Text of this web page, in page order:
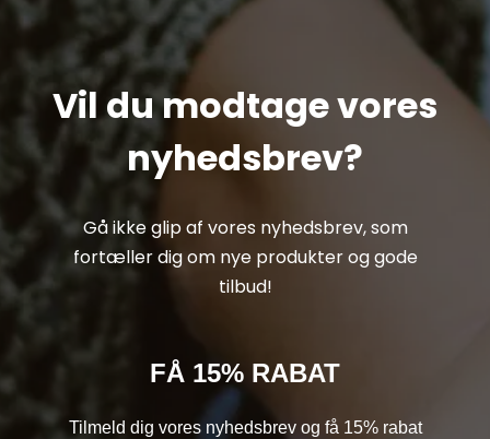
Vil du modtage vores
nyhedsbrev?
Gå ikke glip af vores nyhedsbrev, som
fortæller dig om nye produkter og gode
tilbud!
FÅ 15% RABAT
Tilmeld dig vores nyhedsbrev og få 15% rabat